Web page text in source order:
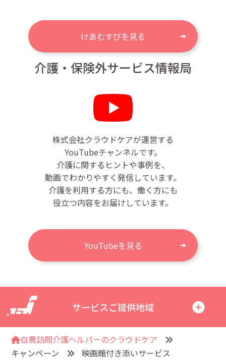
けあむすびを見る
介護・保険外サービス情報局
株式会社クラウドケアが運営する
YouTubeチャンネルです。
介護に関するヒントや事例を、
動画でわかりやすく発信しています。
介護を利用する方にも、働く方にも
役立つ内容をお届けしています。
YouTubeを見る
サービスご提供地域
自費訪問介護ヘルパーのクラウドケア
キャンペーン
映画館付き添いサービス